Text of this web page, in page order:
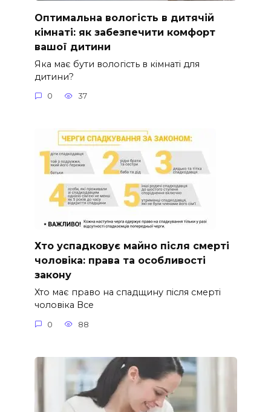
Оптимальна вологість в дитячій
кімнаті: як забезпечити комфорт
вашої дитини
Яка має бути вологість в кімнаті для
дитини?
0 37
Хто успадковує майно після смерті
чоловіка: права та особливості
закону
Хто має право на спадщину після смерті
чоловіка Все
0 88